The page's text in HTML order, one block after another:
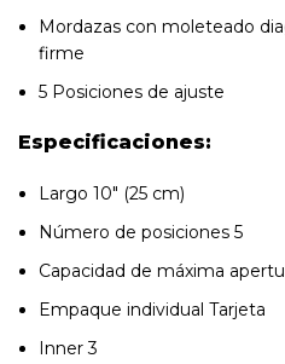
Mordazas con moleteado
firme
5 Posiciones de ajuste
Especificaciones:
Largo 10″ (25 cm)
Número de posiciones 5
Capacidad de máxima
Empaque individual Tarjeta
Inner 3